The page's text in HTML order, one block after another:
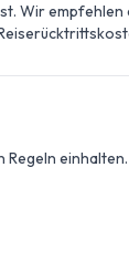
Wir empfehlen